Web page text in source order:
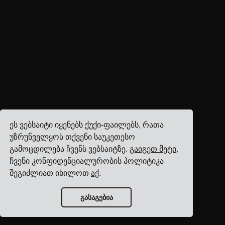
ეს ვებსაიტი იყენებს ქუქი-ფაილებს, რათა
უზრუნველყოს თქვენი საუკეთესო
გამოცდილება ჩვენს ვებსაიტზე. გაიგეთ მეტი.
ჩვენი კონფიდენციალურობის პოლიტიკა
შეგიძლიათ იხილოთაქ.
გასაგებია